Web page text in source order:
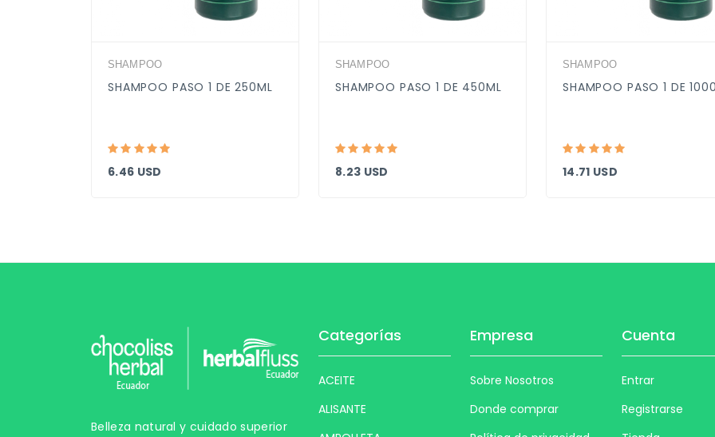
SHAMPOO
SHAMPOO PASO 1 DE 250ML
6.46 USD
SHAMPOO
SHAMPOO PASO 1 DE 450ML
8.23 USD
SHAMPOO
SHAMPOO PASO 1 DE
14.71 USD
Belleza natural y cuidado superior
Categorías
ACEITE
ALISANTE
Empresa
Sobre Nosotros
Donde comprar
Cuenta
Entrar
Registrarse